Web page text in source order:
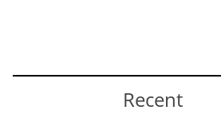
Recent